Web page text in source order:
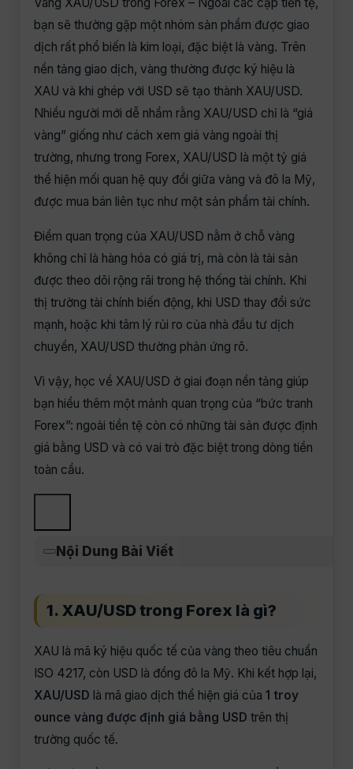
bạn sẽ thường gặp một nhóm sản phẩm được giao
dịch rất phổ biến là kim loại, đặc biệt là vàng. Trên
nền tảng giao dịch, vàng thường được ký hiệu là
XAU và khi ghép với USD sẽ tạo thành XAU/USD.
Nhiều người mới dễ nhầm rằng XAU/USD chỉ là “giá
vàng” giống như cách xem giá vàng ngoài thị
trường, nhưng trong Forex, XAU/USD là một tỷ giá
thể hiện mối quan hệ quy đổi giữa vàng và đô la Mỹ,
được mua bán liên tục như một sản phẩm tài chính.
Điểm quan trọng của XAU/USD nằm ở chỗ vàng
không chỉ là hàng hóa có giá trị, mà còn là tài sản
được theo dõi rộng rãi trong hệ thống tài chính. Khi
thị trường tài chính biến động, khi USD thay đổi sức
mạnh, hoặc khi tâm lý rủi ro của nhà đầu tư dịch
chuyển, XAU/USD thường phản ứng rõ.
Vì vậy, học về XAU/USD ở giai đoạn nền tảng giúp
bạn hiểu thêm một mảnh quan trọng của “bức tranh
Forex”: ngoài tiền tệ còn có những tài sản được định
giá bằng USD và có vai trò đặc biệt trong dòng tiền
toàn cầu.
Nội Dung Bài Viết
1. XAU/USD trong Forex là gì?
XAU là mã ký hiệu quốc tế của vàng theo tiêu chuẩn
ISO 4217, còn USD là đồng đô la Mỹ. Khi kết hợp lại,
XAU/USD là mã giao dịch thể hiện giá của 1 troy
ounce vàng được định giá bằng USD trên thị
trường quốc tế.